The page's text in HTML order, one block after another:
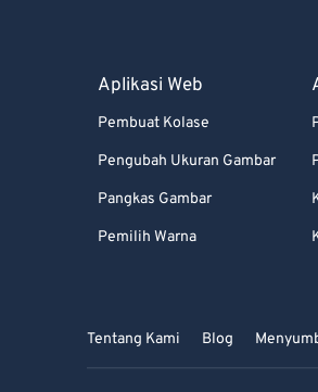
Aplikasi Web
Pembuat Kolase
Pengubah Ukuran Gambar
Pangkas Gambar
Pemilih Warna
Tentang Kami Blog